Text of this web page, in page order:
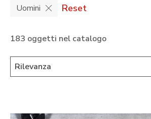
Uomini Reset
183 oggetti nel catalogo